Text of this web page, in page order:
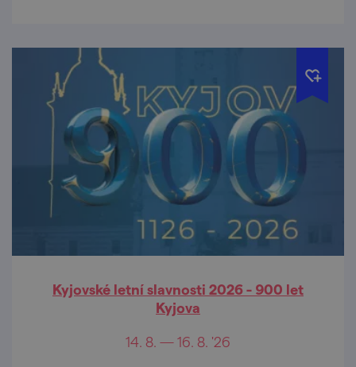
Kyjovské letní slavnosti 2026 - 900 let
Kyjova
14. 8. — 16. 8. '26